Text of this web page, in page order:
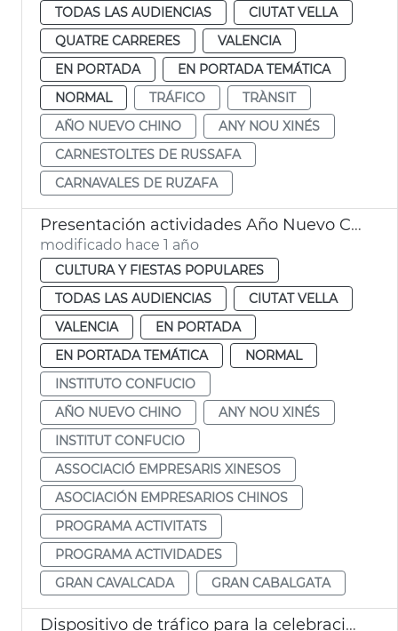
TODAS LAS AUDIENCIAS
CIUTAT VELLA
QUATRE CARRERES
VALENCIA
EN PORTADA
EN PORTADA TEMÁTICA
NORMAL
TRÁFICO
TRÀNSIT
AÑO NUEVO CHINO
ANY NOU XINÉS
CARNESTOLTES DE RUSSAFA
CARNAVALES DE RUZAFA
Presentación actividades Año Nuevo Chino
modificado hace 1 año
CULTURA Y FIESTAS POPULARES
TODAS LAS AUDIENCIAS
CIUTAT VELLA
VALENCIA
EN PORTADA
EN PORTADA TEMÁTICA
NORMAL
INSTITUTO CONFUCIO
AÑO NUEVO CHINO
ANY NOU XINÉS
INSTITUT CONFUCIO
ASSOCIACIÓ EMPRESARIS XINESOS
ASOCIACIÓN EMPRESARIOS CHINOS
PROGRAMA ACTIVITATS
PROGRAMA ACTIVIDADES
GRAN CAVALCADA
GRAN CABALGATA
Dispositivo de tráfico para la celebración del Año Nuevo Chino